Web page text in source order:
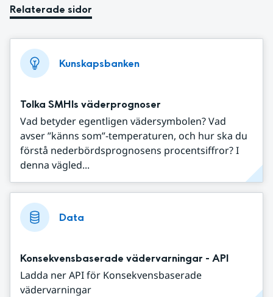
Relaterade sidor
Kunskapsbanken
Tolka SMHIs väderprognoser
Vad betyder egentligen vädersymbolen? Vad
avser ”känns som”-temperaturen, och hur ska du
förstå nederbördsprognosens procentsiffror? I
denna vägled...
Data
Konsekvensbaserade vädervarningar - API
Ladda ner API för Konsekvensbaserade
vädervarningar